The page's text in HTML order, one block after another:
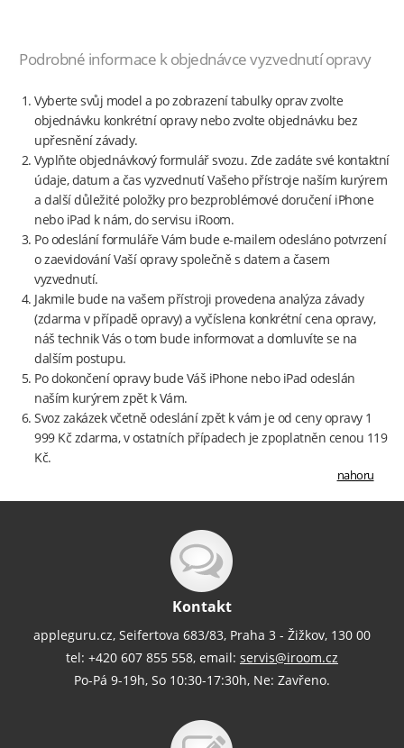
Podrobné informace k objednávce vyzvednutí opravy
Vyberte svůj model a po zobrazení tabulky oprav zvolte
objednávku konkrétní opravy nebo zvolte objednávku bez
upřesnění závady.
Vyplňte objednávkový formulář svozu. Zde zadáte své kontaktní
údaje, datum a čas vyzvednutí Vašeho přístroje naším kurýrem
a další důležité položky pro bezproblémové doručení iPhone
nebo iPad k nám, do servisu iRoom.
Po odeslání formuláře Vám bude e-mailem odesláno potvrzení
o zaevidování Vaší opravy společně s datem a časem
vyzvednutí.
Jakmile bude na vašem přístroji provedena analýza závady
(zdarma v případě opravy) a vyčíslena konkrétní cena opravy,
náš technik Vás o tom bude informovat a domluvíte se na
dalším postupu.
Po dokončení opravy bude Váš iPhone nebo iPad odeslán
naším kurýrem zpět k Vám.
Svoz zakázek včetně odeslání zpět k vám je od ceny opravy 1
999 Kč zdarma, v ostatních případech je zpoplatněn cenou 119
Kč.
nahoru
Kontakt
appleguru.cz, Seifertova 683/83, Praha 3 - Žižkov, 130 00
tel: +420 607 855 558, email: servis@iroom.cz
Po-Pá 9-19h, So 10:30-17:30h, Ne: Zavřeno.